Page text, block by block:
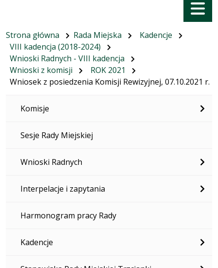
Menu
Strona główna Rada Miejska
Kadencje
VIII kadencja (2018-2024)
Wnioski Radnych - VIII kadencja
Wnioski z komisji
ROK 2021
Wniosek z posiedzenia Komisji Rewizyjnej, 07.10.2021 r.
Komisje
Sesje Rady Miejskiej
Wnioski Radnych
Interpelacje i zapytania
Harmonogram pracy Rady
Kadencje